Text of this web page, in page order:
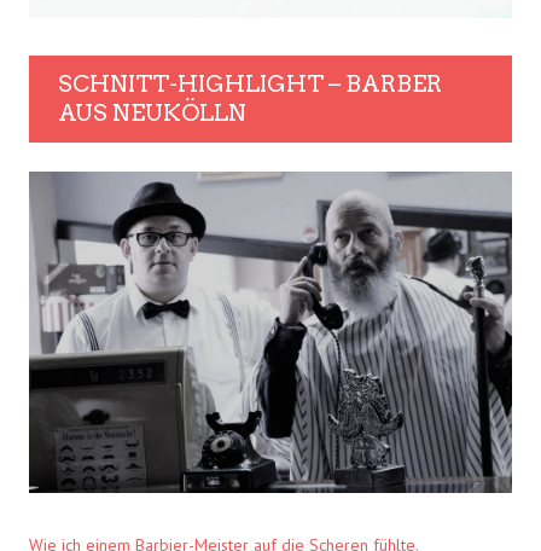
SCHNITT-HIGHLIGHT – BARBER
AUS NEUKÖLLN
Wie ich einem Barbier-Meister auf die Scheren fühlte.